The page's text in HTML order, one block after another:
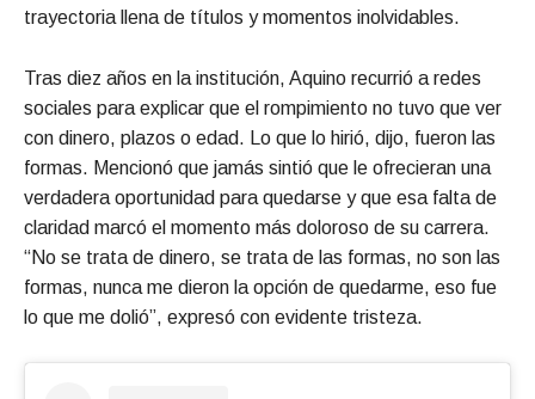
trayectoria llena de títulos y momentos inolvidables.
Tras diez años en la institución, Aquino recurrió a redes
sociales para explicar que el rompimiento no tuvo que ver
con dinero, plazos o edad. Lo que lo hirió, dijo, fueron las
formas. Mencionó que jamás sintió que le ofrecieran una
verdadera oportunidad para quedarse y que esa falta de
claridad marcó el momento más doloroso de su carrera.
“No se trata de dinero, se trata de las formas, no son las
formas, nunca me dieron la opción de quedarme, eso fue
lo que me dolió”, expresó con evidente tristeza.